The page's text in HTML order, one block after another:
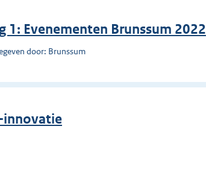
1: Evenementen Brunssum 2022
door: Brunssum
innovatie